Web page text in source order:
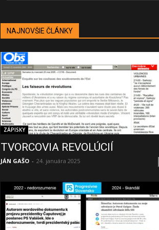
NAJNOVŠIE ČLÁNKY
ZÁPISKY
TVORCOVIA REVOLÚCIÍ
JÁN GAŠO - 24. januára 2025